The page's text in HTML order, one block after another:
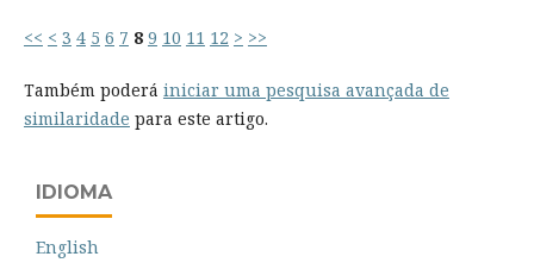
<< < 3 4 5 6 7 8 9 10 11 12 > >>
Também poderá iniciar uma pesquisa avançada de
similaridade para este artigo.
IDIOMA
English